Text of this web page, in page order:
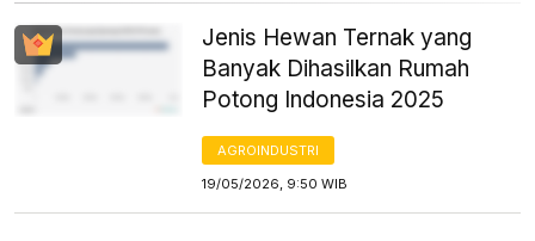
Jenis Hewan Ternak yang
Banyak Dihasilkan Rumah
Potong Indonesia 2025
AGROINDUSTRI
19/05/2026, 9:50 WIB